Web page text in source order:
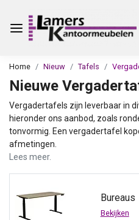
Home Nieuw Tafels
Nieuwe
Vergadertafels zijn leverbaar in
hieronder ons aanbod, zoals
tonvormig. Een vergadertafel
afmetingen.
Lees meer.
Bureaus
Bekijken